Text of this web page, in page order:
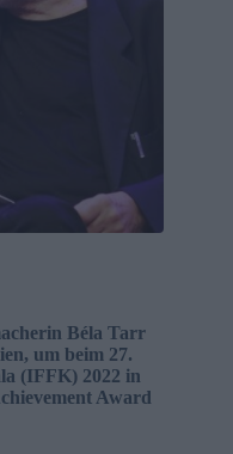
Béla Tarr
um beim 27.
(IFFK) 2022 in
Award